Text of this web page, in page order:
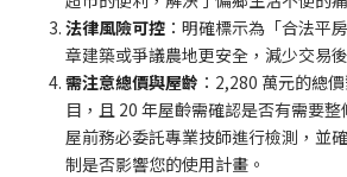
法律風險可控 ：明確標示為「合法平
章建築或爭議農地更安全，減少交易
需注意總價與屋齡 ：2,280 萬元的總
目，且 20 年屋齡需確認是否有需要
屋前務必委託專業技師進行檢測，並
制是否影響您的使用計畫。